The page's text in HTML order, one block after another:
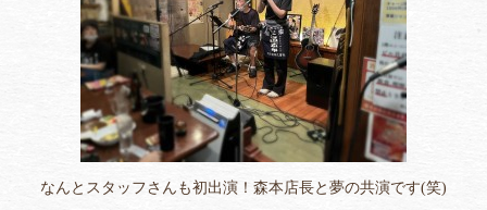
なんとスタッフさんも初出演！森本店長と夢の共演です(笑)